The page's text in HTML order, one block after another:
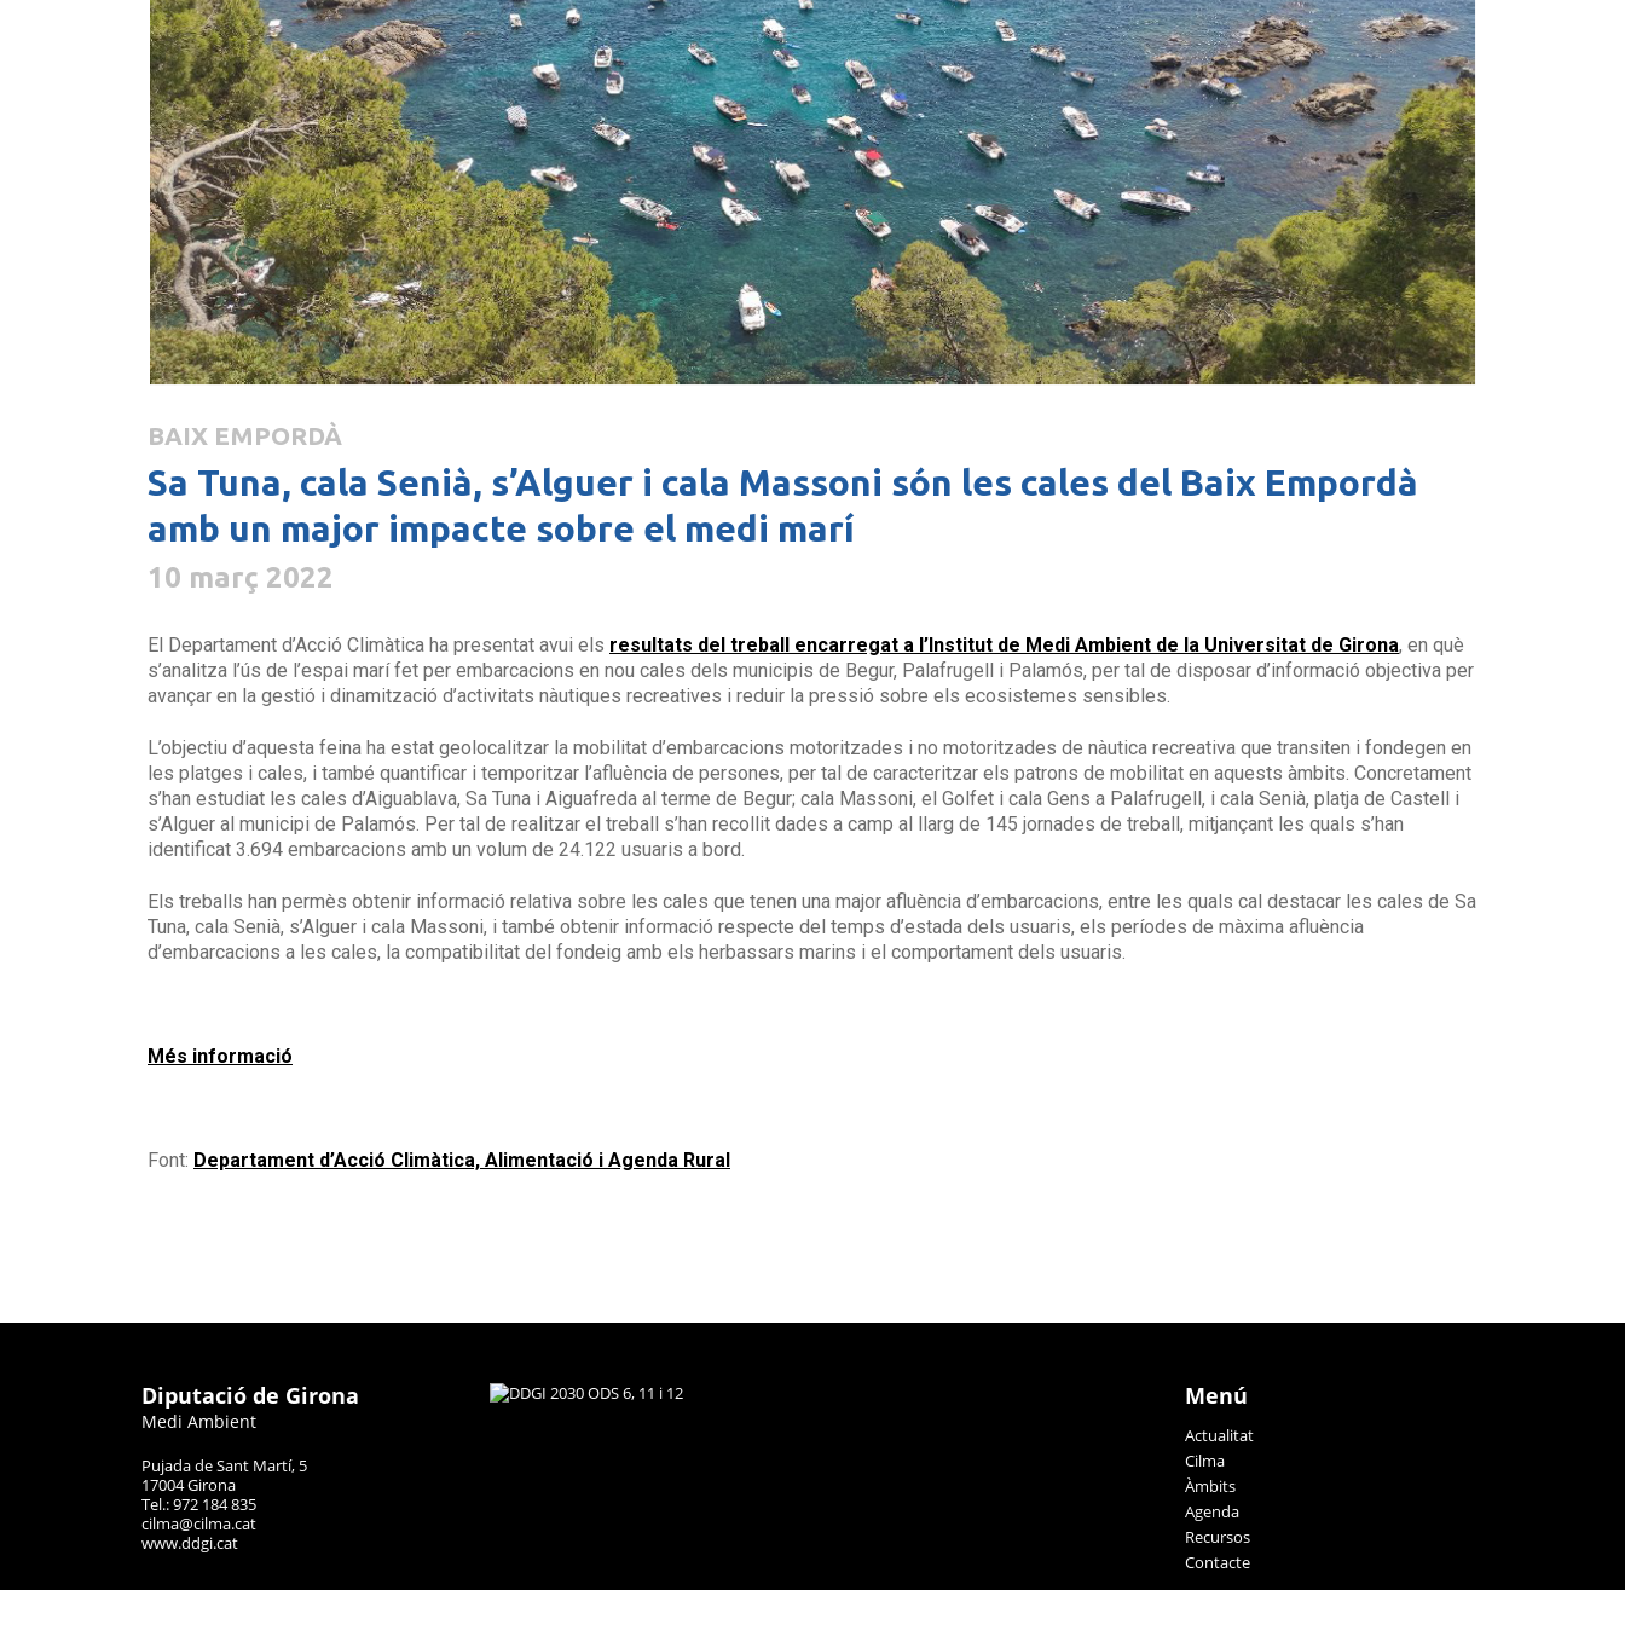
BAIX EMPORDÀ
Sa Tuna, cala Senià, s’Alguer i cala Massoni són les cales del Baix Empordà
amb un major impacte sobre el medi marí
10 març 2022
El Departament d’Acció Climàtica ha presentat avui els resultats del treball encarregat a l’Institut de Medi Ambient de la Universitat de Girona, en què
s’analitza l’ús de l’espai marí fet per embarcacions en nou cales dels municipis de Begur, Palafrugell i Palamós, per tal de disposar d’informació objectiva per
avançar en la gestió i dinamització d’activitats nàutiques recreatives i reduir la pressió sobre els ecosistemes sensibles.
L’objectiu d’aquesta feina ha estat geolocalitzar la mobilitat d’embarcacions motoritzades i no motoritzades de nàutica recreativa que transiten i fondegen en
les platges i cales, i també quantificar i temporitzar l’afluència de persones, per tal de caracteritzar els patrons de mobilitat en aquests àmbits. Concretament
s’han estudiat les cales d’Aiguablava, Sa Tuna i Aiguafreda al terme de Begur; cala Massoni, el Golfet i cala Gens a Palafrugell, i cala Senià, platja de Castell i
s’Alguer al municipi de Palamós. Per tal de realitzar el treball s’han recollit dades a camp al llarg de 145 jornades de treball, mitjançant les quals s’han
identificat 3.694 embarcacions amb un volum de 24.122 usuaris a bord.
Els treballs han permès obtenir informació relativa sobre les cales que tenen una major afluència d’embarcacions, entre les quals cal destacar les cales de Sa
Tuna, cala Senià, s’Alguer i cala Massoni, i també obtenir informació respecte del temps d’estada dels usuaris, els períodes de màxima afluència
d’embarcacions a les cales, la compatibilitat del fondeig amb els herbassars marins i el comportament dels usuaris.
Més informació
Font: Departament d’Acció Climàtica, Alimentació i Agenda Rural
Diputació de Girona
Medi Ambient
Pujada de Sant Martí, 5
17004 Girona
Tel.: 972 184 835
cilma@cilma.cat
www.ddgi.cat
Menú
Actualitat
Cilma
Àmbits
Agenda
Recursos
Contacte